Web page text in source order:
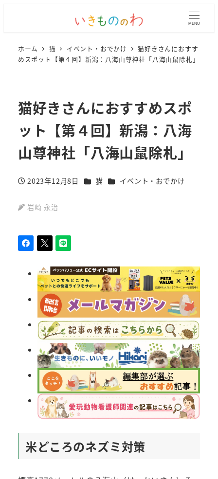
MENU
ホーム 猫 イベント・おでかけ
猫好きさんにおすす
めスポット【第４回】新潟：八海山尊神社「八海山鼠除札」
猫好きさんにおすすめスポ
ット【第４回】新潟：八海
山尊神社「八海山鼠除札」
投稿日
2023年12月8日 カテゴリー
猫 カテゴリー
イベント・おでかけ
岩崎 永治
米どころのネズミ対策